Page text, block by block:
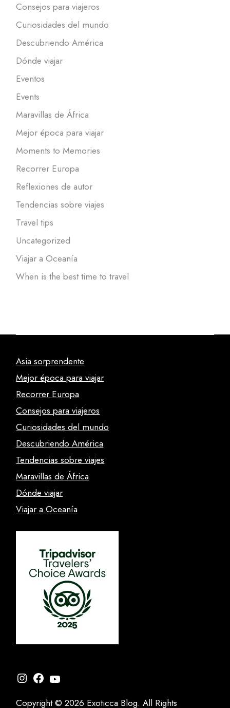
Consejos para viajeros
Curiosidades del mundo
Descubriendo América
Dónde viajar
Eventos
Events
Maravillas de África
Mejor época para viajar
Moments to Memories
Recorrer Europa
Reflexiones de autor
Tendencias sobre viajes
Travel tips
Uncategorized
Viajar a Oceanía
When is the best time to travel
Asia sorprendente
Mejor época para viajar
Recorrer Europa
Consejos para viajeros
Curiosidades del mundo
Descubriendo América
Tendencias sobre viajes
Maravillas de África
Dónde viajar
Viajar a Oceanía
Instagram
Facebook
YouTube
Copyright © 2026 Exoticca Blog. All Rights